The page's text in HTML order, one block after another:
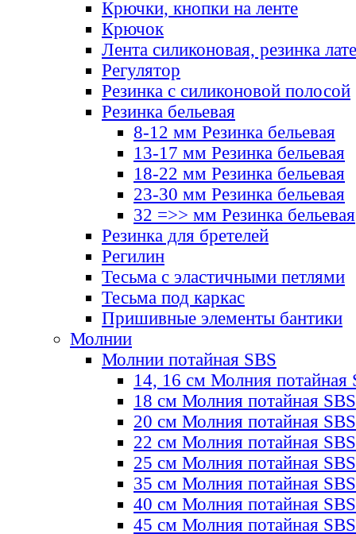
Крючки, кнопки на ленте
Крючок
Лента силиконовая, резинка
Регулятор
Резинка с силиконовой полосой
Резинка бельевая
8-12 мм Резинка бельевая
13-17 мм Резинка бельевая
18-22 мм Резинка бельевая
23-30 мм Резинка бельевая
32 =>> мм Резинка бельевая
Резинка для бретелей
Регилин
Тесьма с эластичными петлями
Тесьма под каркас
Пришивные элементы бантики
Молнии
Молнии потайная SBS
14, 16 см Молния потайная
18 см Молния потайная SBS
20 см Молния потайная SBS
22 см Молния потайная SBS
25 см Молния потайная SBS
35 см Молния потайная SBS
40 см Молния потайная SBS
45 см Молния потайная SBS